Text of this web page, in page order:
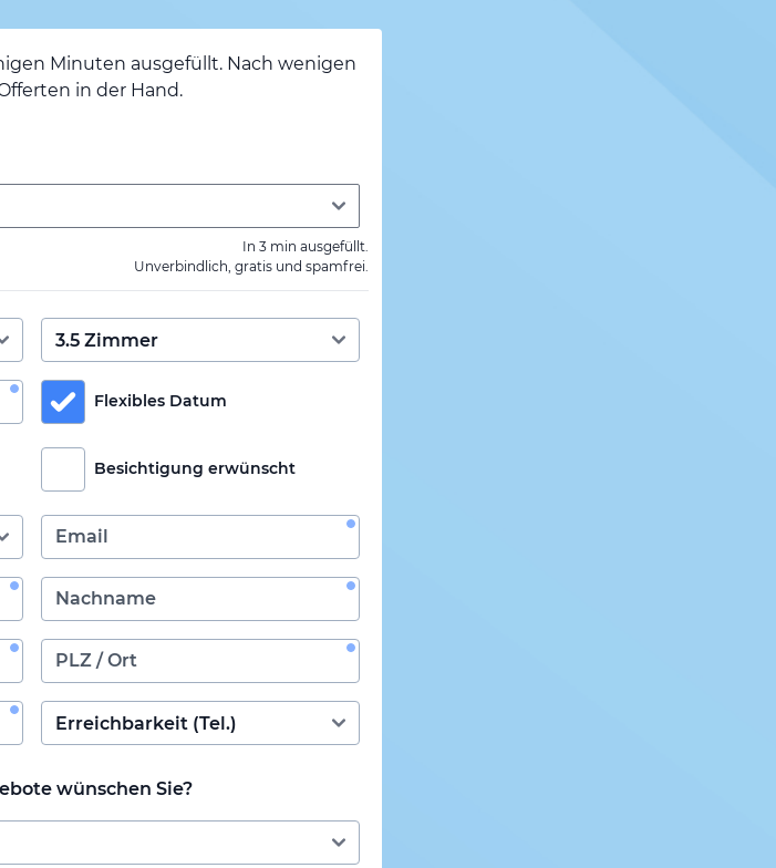
Minuten ausgefüllt. Nach wenigen
in der Hand.
In 3 min ausgefüllt.
Unverbindlich, gratis und spamfrei.
Flexibles Datum
Besichtigung erwünscht
wünschen Sie?